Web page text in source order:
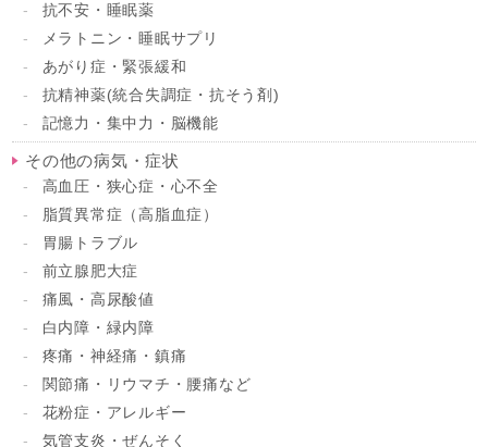
抗不安・睡眠薬
メラトニン・睡眠サプリ
あがり症・緊張緩和
抗精神薬(統合失調症・抗そう剤)
記憶力・集中力・脳機能
その他の病気・症状
高血圧・狭心症・心不全
脂質異常症（高脂血症）
胃腸トラブル
前立腺肥大症
痛風・高尿酸値
白内障・緑内障
疼痛・神経痛・鎮痛
関節痛・リウマチ・腰痛など
花粉症・アレルギー
気管支炎・ぜんそく